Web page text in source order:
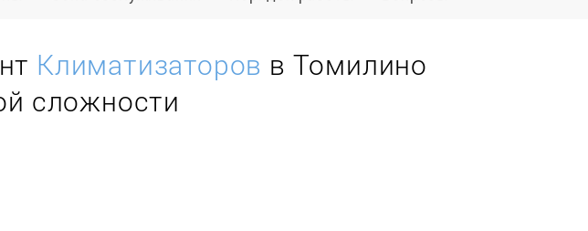
Климатизаторов в Томилино
сложности